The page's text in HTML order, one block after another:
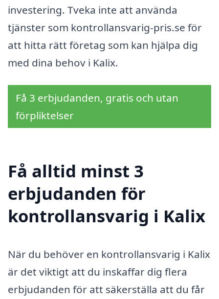
investering. Tveka inte att använda
tjänster som kontrollansvarig-pris.se för
att hitta rätt företag som kan hjälpa dig
med dina behov i Kalix.
Få 3 erbjudanden, gratis och utan
förpliktelser
Få alltid minst 3
erbjudanden för
kontrollansvarig i Kalix
När du behöver en kontrollansvarig i Kalix
är det viktigt att du inskaffar dig flera
erbjudanden för att säkerställa att du får